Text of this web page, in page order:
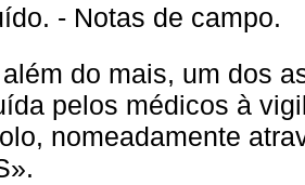
- Notas de campo.
do mais, um dos
pelos médicos à
nomeadamente